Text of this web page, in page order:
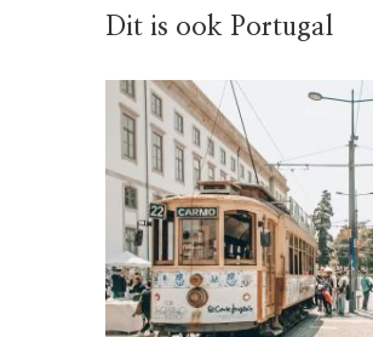
Dit is ook Portugal